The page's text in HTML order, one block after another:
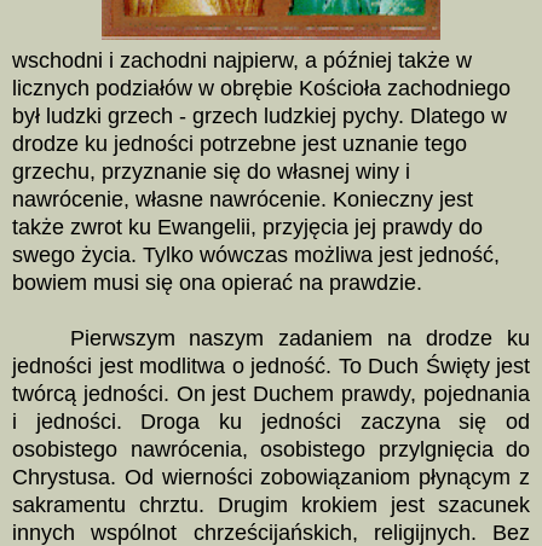
wschodni i zachodni najpierw, a później także w
licznych podziałów w obrębie Kościoła zachodniego
był ludzki grzech - grzech ludzkiej pychy. Dlatego w
drodze ku jedności potrzebne jest uznanie tego
grzechu, przyznanie się do własnej winy i
nawrócenie, własne nawrócenie. Konieczny jest
także zwrot ku Ewangelii, przyjęcia jej prawdy do
swego życia. Tylko wówczas możliwa jest jedność,
bowiem musi się ona opierać na prawdzie.
Pierwszym naszym zadaniem na drodze ku
jedności jest modlitwa o jedność. To Duch Święty jest
twórcą jedności. On jest Duchem prawdy, pojednania
i jedności. Droga ku jedności zaczyna się od
osobistego nawrócenia, osobistego przylgnięcia do
Chrystusa. Od wierności zobowiązaniom płynącym z
sakramentu chrztu. Drugim krokiem jest szacunek
innych wspólnot chrześcijańskich, religijnych. Bez